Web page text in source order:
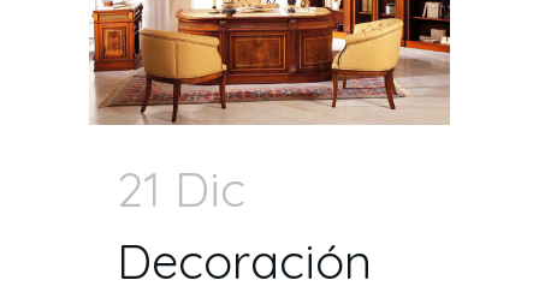
21 Dic
Decoración